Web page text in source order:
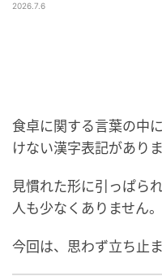
2026.7.6
食卓に関する言葉の中
けない漢字表記がありま
見慣れた形に引っぱら
人も少なくありません。
今回は、思わず立ち止